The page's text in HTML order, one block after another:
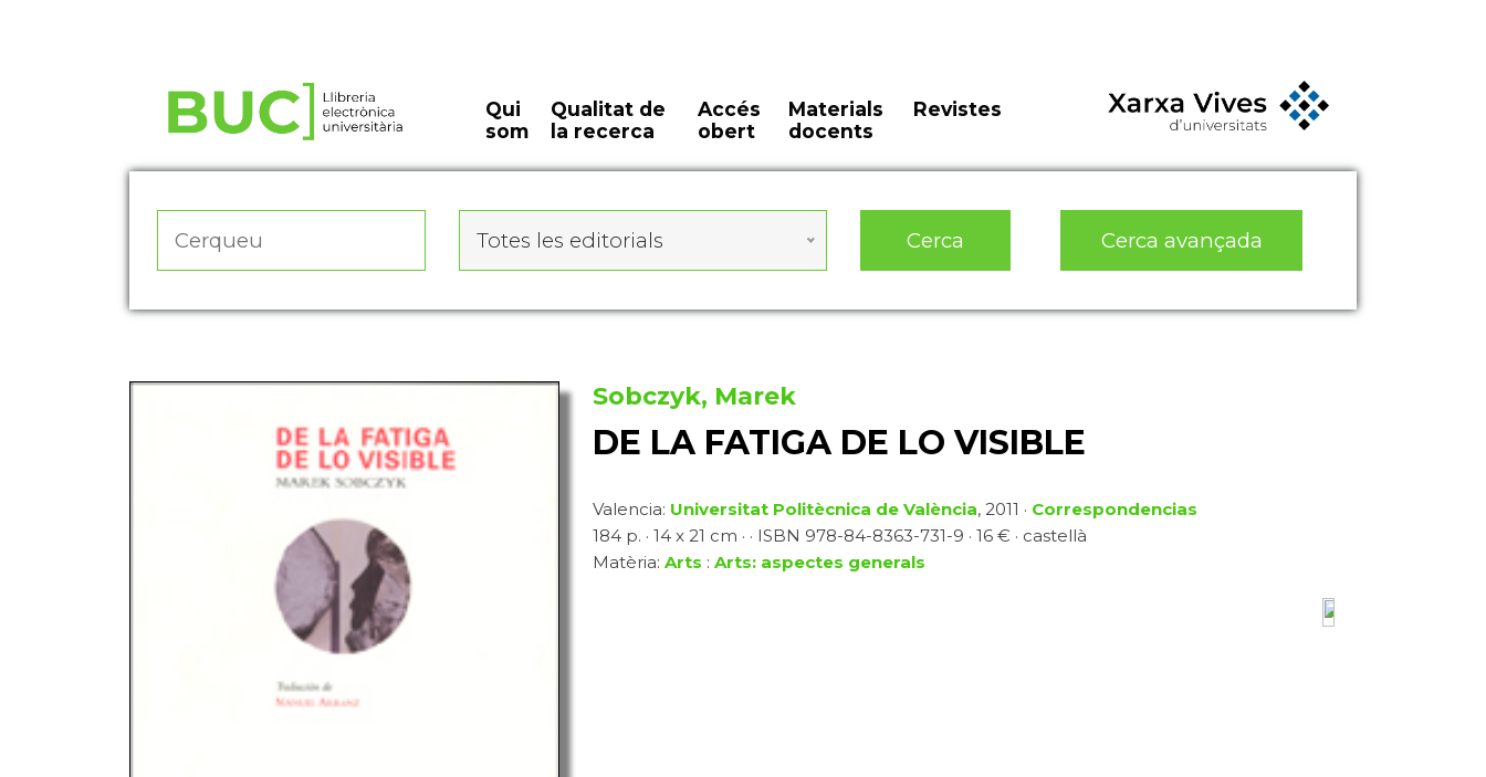
Qui
som
Qualitat de
la recerca
Accés
obert
Materials
docents
Revistes
Totes les editorials Cerca Cerca avançada
Sobczyk, Marek
DE LA FATIGA DE LO VISIBLE
Valencia: Universitat Politècnica de València, 2011 · Correspondencias
184 p. · 14 x 21 cm · · ISBN 978-84-8363-731-9 · 16 € · castellà
Matèria: Arts : Arts: aspectes generals